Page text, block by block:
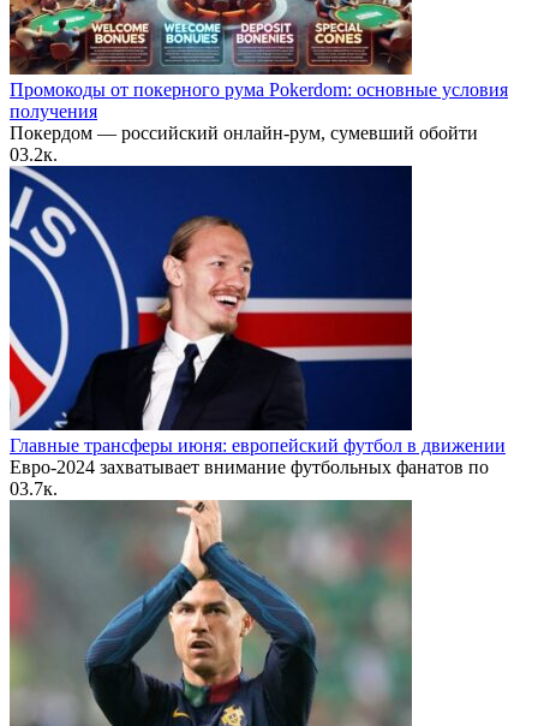
Промокоды от покерного рума Pokerdom: основные условия
получения
Покердом — российский онлайн-рум, сумевший обойти
03.2к.
Главные трансферы июня: европейский футбол в движении
Евро-2024 захватывает внимание футбольных фанатов по
03.7к.